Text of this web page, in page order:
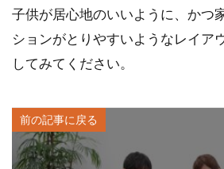
子供が居心地のいいように、かつ
ションがとりやすいようなレイア
してみてください。
前の記事に戻る